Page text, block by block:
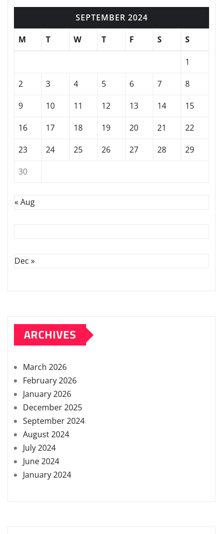
SEPTEMBER 2024
M
T W T F S S
1
2
3 4 5 6 7
8
9
10 11 12 13 14
15
16
17 18 19 20 21
22
23
24 25 26 27 28
29
30
« Aug
Dec »
ARCHIVES
March 2026
February 2026
January 2026
December 2025
September 2024
August 2024
July 2024
June 2024
January 2024